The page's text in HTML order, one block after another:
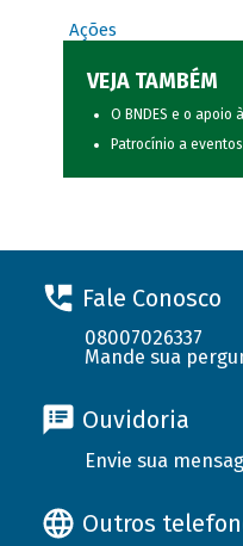
Ações
VEJA TAMBÉM
O BNDES e o apoio
Patrocínio a
Fale Conosco
08007026337
Mande sua
Ouvidoria
Envie sua
Outros